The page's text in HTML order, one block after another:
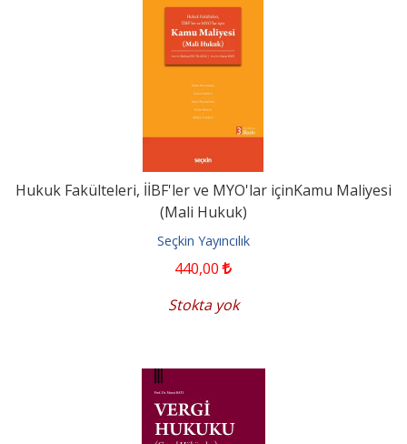
Hukuk Fakülteleri, İİBF'ler ve MYO'lar içinKamu Maliyesi
(Mali Hukuk)
Seçkin Yayıncılık
440,00
Stokta yok